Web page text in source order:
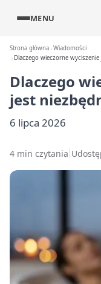
MENU
Strona główna Wiadomości
Dlaczego wieczorne
Dlaczego
jest
6 lipca 2026
4 min czytania